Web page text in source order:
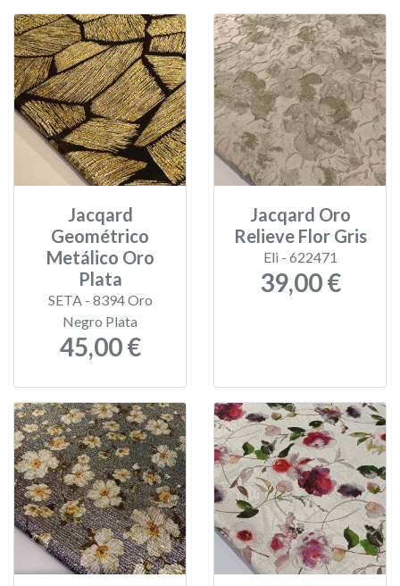
Jacqard
Geométrico
Metálico Oro
Plata
SETA - 8394 Oro
Negro Plata
45,00 €
Jacqard Oro
Relieve Flor Gris
Eli - 622471
39,00 €